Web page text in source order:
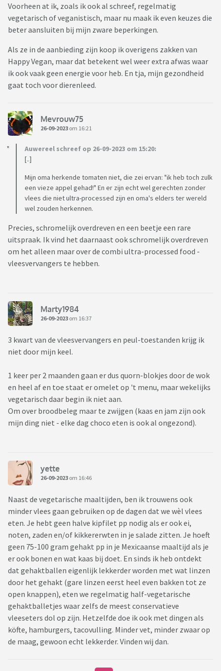
Voorheen at ik, zoals ik ook al schreef, regelmatig
vegetarisch of veganistisch, maar nu maak ik even keuzes die
beter aansluiten bij mijn zware beperkingen.
Als ze in de aanbieding zijn koop ik overigens zakken van
Happy Vegan, maar dat betekent wel weer extra afwas waar
ik ook vaak geen energie voor heb. En tja, mijn gezondheid
gaat toch voor dierenleed.
Mevrouw75
26-09-2023 om 16:21
Auwereel schreef op 26-09-2023 om 15:20:
[..]
Mijn oma herkende tomaten niet, die zei ervan: "ik heb toch zulk
een vieze appel gehad!" En er zijn echt wel gerechten zonder
vlees die niet ultra-processed zijn en oma's elders ter wereld
wel zouden herkennen.
Precies, schromelijk overdreven en een beetje een rare
uitspraak. Ik vind het daarnaast ook schromelijk overdreven
om het alleen maar over de combi ultra-processed food -
vleesvervangers te hebben.
Marty1984
26-09-2023 om 16:37
3 kwart van de vleesvervangers en peul-toestanden krijg ik
niet door mijn keel.
1 keer per 2 maanden gaan er dus quorn-blokjes door de wok
en heel af en toe staat er omelet op 't menu, maar wekelijks
vegetarisch daar begin ik niet aan.
Om over broodbeleg maar te zwijgen (kaas en jam zijn ook
mijn ding niet - elke dag choco eten is ook al ongezond).
yette
26-09-2023 om 16:46
Naast de vegetarische maaltijden, ben ik trouwens ook
minder vlees gaan gebruiken op de dagen dat we wèl vlees
eten. Je hebt geen halve kipfilet pp nodig als er ook ei,
noten, zaden en/of kikkererwten in je salade zitten. Je hoeft
geen 75-100 gram gehakt pp in je Mexicaanse maaltijd als je
er ook bonen en wat kaas bij doet. En sinds ik heb ontdekt
dat gehaktballen eigenlijk lekkerder worden met wat linzen
door het gehakt (gare linzen eerst heel even bakken tot ze
open knappen), eten we regelmatig half-vegetarische
gehaktballetjes waar zelfs de meest conservatieve
vleeseters dol op zijn. Hetzelfde doe ik ook met dingen als
köfte, hamburgers, tacovulling. Minder vet, minder zwaar op
de maag, gewoon echt lekkerder. Vinden wij dan.